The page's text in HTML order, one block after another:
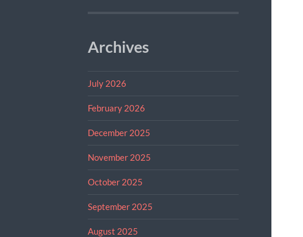
Archives
July 2026
February 2026
December 2025
November 2025
October 2025
September 2025
August 2025